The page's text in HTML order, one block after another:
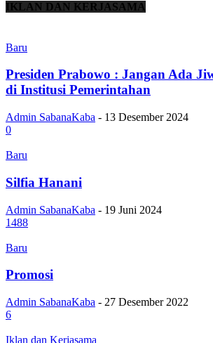
IKLAN DAN KERJASAMA
Baru
Presiden Prabowo : Jangan Ada
di Institusi Pemerintahan
Admin SabanaKaba - 13 Desember 2024
0
Baru
Silfia Hanani
Admin SabanaKaba - 19 Juni 2024
1488
Baru
Promosi
Admin SabanaKaba - 27 Desember 2022
6
Iklan dan Kerjasama